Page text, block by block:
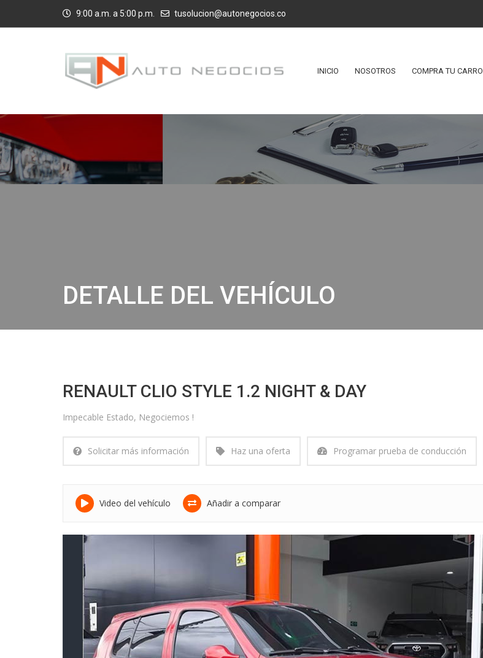
9:00 a.m. a 5:00 p.m. tusolucion@autonegocios.co
INICIO NOSOTROS COMPRA TU CARRO
DETALLE DEL VEHÍCULO
RENAULT CLIO STYLE 1.2 NIGHT & DAY
Impecable Estado, Negociemos !
Solicitar más información Haz una oferta Programar prueba de conducción
Video del vehículo Añadir a comparar